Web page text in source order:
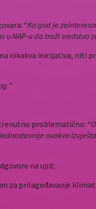
“Ko god je
u NAP-u da traži sredstva
nikakva inicijativa, niti
”
problematično: “
ovakvo
na upit.
za prilagođavanje